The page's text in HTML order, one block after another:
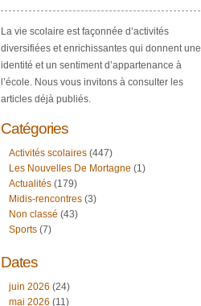
La vie scolaire est façonnée d’activités
diversifiées et enrichissantes qui donnent une
identité et un sentiment d’appartenance à
l’école. Nous vous invitons à consulter les
articles déjà publiés.
Catégories
Activités scolaires (447)
Les Nouvelles De Mortagne (1)
Actualités (179)
Midis-rencontres (3)
Non classé (43)
Sports (7)
Dates
juin 2026 (24)
mai 2026 (11)